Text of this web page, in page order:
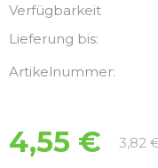
Verfügbarkeit
Lieferung bis:
Artikelnummer:
4,55 € 3,82